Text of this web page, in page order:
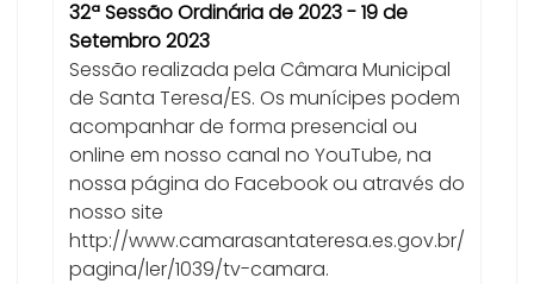
32ª Sessão Ordinária de 2023 - 19 de
Setembro 2023
Sessão realizada pela Câmara Municipal
de Santa Teresa/ES. Os munícipes podem
acompanhar de forma presencial ou
online em nosso canal no YouTube, na
nossa página do Facebook ou através do
nosso site
http://www.camarasantateresa.es.gov.br/
pagina/ler/1039/tv-camara.